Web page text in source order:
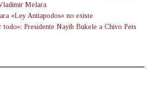
Melara
«Ley Antiapodos» no existe
todo»: Presidente Nayib Bukele a Chivo Pets